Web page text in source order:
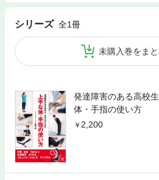
シリーズ 全1冊
未購入巻をま
発達障害のある高校
体・手指の使い方
2,200